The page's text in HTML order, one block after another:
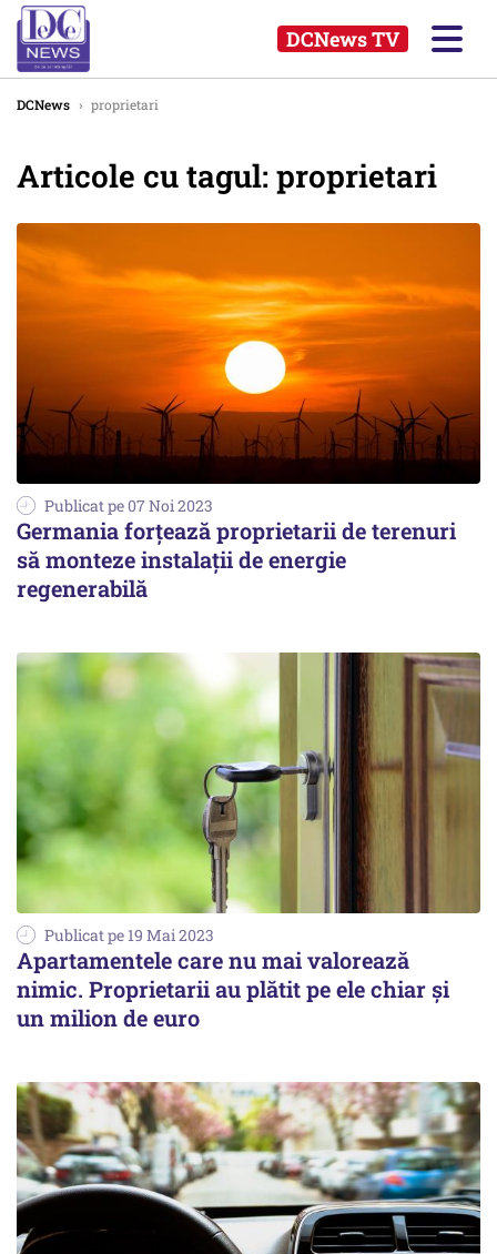
DCNews TV
DCNews › proprietari
Articole cu tagul: proprietari
Publicat pe 07 Noi 2023
Germania forțează proprietarii de terenuri
să monteze instalații de energie
regenerabilă
Publicat pe 19 Mai 2023
Apartamentele care nu mai valorează
nimic. Proprietarii au plătit pe ele chiar şi
un milion de euro